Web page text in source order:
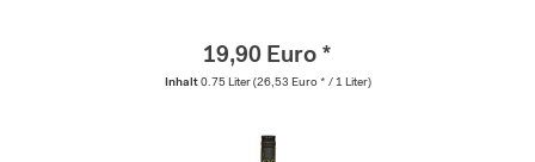
19,90 Euro *
Inhalt 0.75 Liter (26,53 Euro * / 1 Liter)